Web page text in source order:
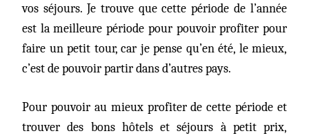
vos séjours. Je trouve que cette période de l’année
est la meilleure période pour pouvoir profiter pour
faire un petit tour, car je pense qu’en été, le mieux,
c’est de pouvoir partir dans d’autres pays.
Pour pouvoir au mieux profiter de cette période et
trouver des bons hôtels et séjours à petit prix,